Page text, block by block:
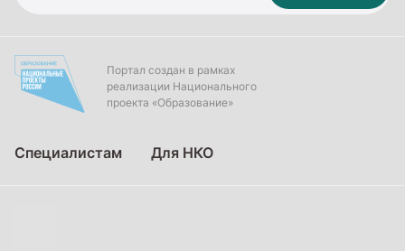
Портал создан в рамках
реализации Национального
проекта «Образование»
Специалистам Для НКО